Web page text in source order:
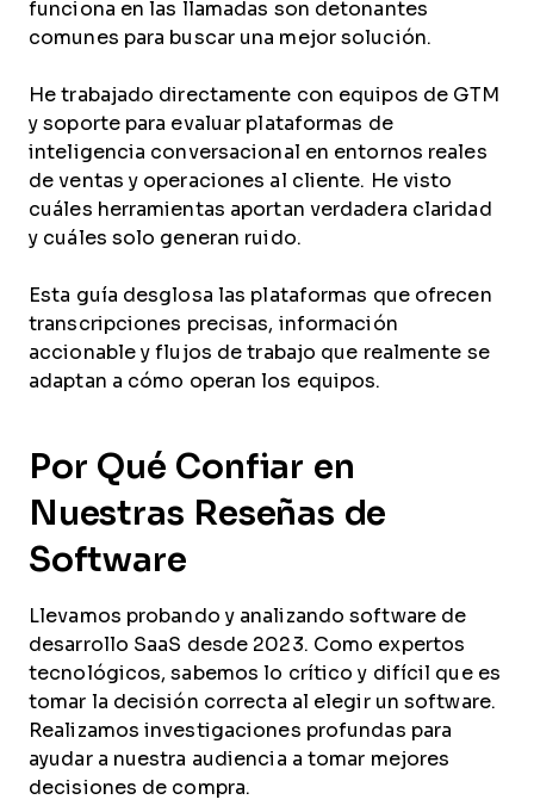
funciona en las llamadas son detonantes
comunes para buscar una mejor solución.
He trabajado directamente con equipos de GTM
y soporte para evaluar plataformas de
inteligencia conversacional en entornos reales
de ventas y operaciones al cliente. He visto
cuáles herramientas aportan verdadera claridad
y cuáles solo generan ruido.
Esta guía desglosa las plataformas que ofrecen
transcripciones precisas, información
accionable y flujos de trabajo que realmente se
adaptan a cómo operan los equipos.
Por Qué Confiar en
Nuestras Reseñas de
Software
Llevamos probando y analizando software de
desarrollo SaaS desde 2023. Como expertos
tecnológicos, sabemos lo crítico y difícil que es
tomar la decisión correcta al elegir un software.
Realizamos investigaciones profundas para
ayudar a nuestra audiencia a tomar mejores
decisiones de compra.